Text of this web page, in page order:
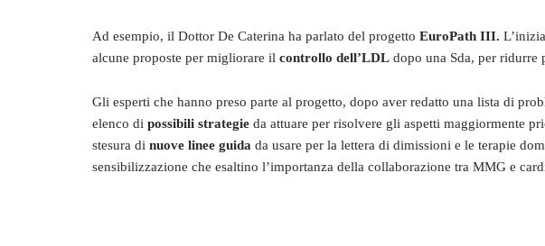
Ad esempio, il Dottor De Caterina ha parlato del progetto EuroPath III.
alcune proposte per migliorare il controllo dell’LDL dopo una Sda, per ridurre
Gli esperti che hanno preso parte al progetto, dopo aver redatto una lista di
elenco di possibili strategie da attuare per risolvere gli aspetti maggiormente
stesura di nuove linee guida da usare per la lettera di dimissioni e le terapie
sensibilizzazione che esaltino l’importanza della collaborazione tra MMG e